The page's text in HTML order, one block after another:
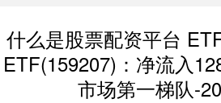
什么是股票配资平台
ETF(159207)：净流入
市场第一梯队-